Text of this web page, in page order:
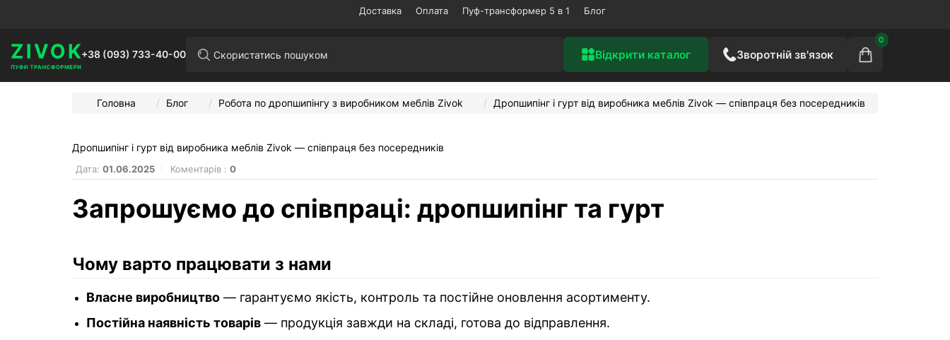
Доставка Оплата Пуф-трансформер 5 в 1 Блог
+38 (093) 733-40-00 Відкрити каталог Зворотній зв'язок
0
Головна Блог Робота по дропшипінгу з виробником меблів Zivok Дропшипінг і гурт від виробника меблів Zivok — співпраця без посередників
Дропшипінг і гурт від виробника меблів Zivok — співпраця без посередників
Дата: 01.06.2025 Коментарів : 0
Запрошуємо до співпраці: дропшипінг та гурт
Чому варто працювати з нами
Власне виробництво — гарантуємо якість, контроль та постійне оновлення асортименту.
Постійна наявність товарів — продукція завжди на складі, готова до відправлення.